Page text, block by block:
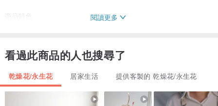
商品特色
• 小巧尺寸，適合情人節、生日、日常送禮
閱讀更多
看過此商品的人也搜尋了
乾燥花/永生花 居家生活 提供客製的 乾燥花/永生花